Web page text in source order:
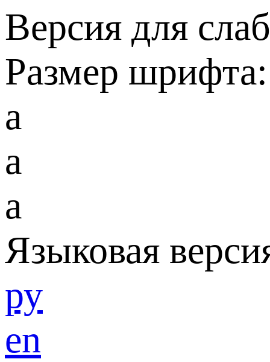
Версия для
Размер шрифта:
a
a
a
Языковая
ру
en